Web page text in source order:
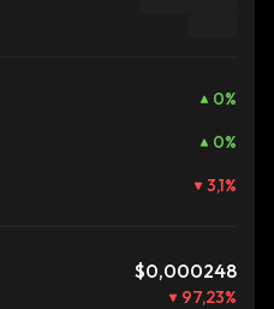
0%
0%
3,1%
$0,000248
97,23%